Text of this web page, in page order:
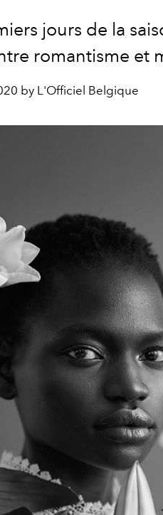
jours de la
romantisme et
by L'Officiel Belgique